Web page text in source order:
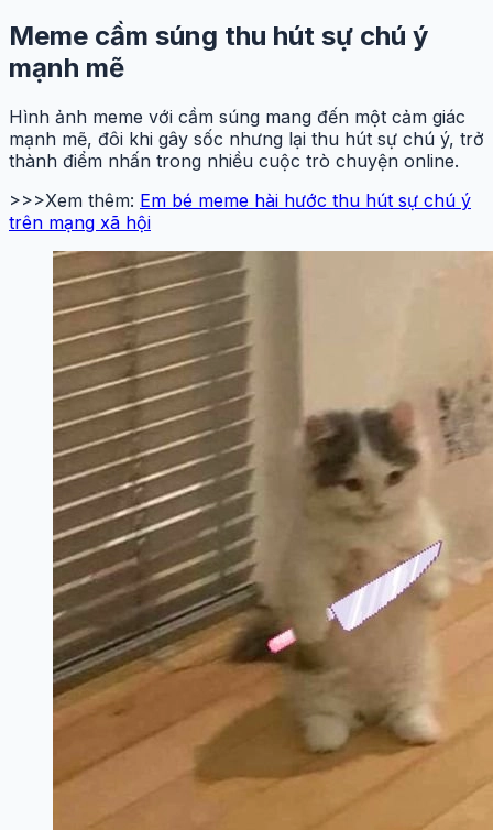
Meme cầm súng thu hút sự chú ý
mạnh mẽ
Hình ảnh meme với cầm súng mang đến một cảm giác
mạnh mẽ, đôi khi gây sốc nhưng lại thu hút sự chú ý, trở
thành điểm nhấn trong nhiều cuộc trò chuyện online.
>>>Xem thêm: Em bé meme hài hước thu hút sự chú ý
trên mạng xã hội